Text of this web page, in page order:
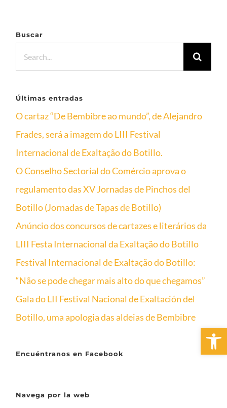
Buscar
for:
Últimas entradas
O cartaz “De Bembibre ao mundo”, de Alejandro
Frades, será a imagem do LIII Festival
Internacional de Exaltação do Botillo.
O Conselho Sectorial do Comércio aprova o
regulamento das XV Jornadas de Pinchos del
Botillo (Jornadas de Tapas de Botillo)
Anúncio dos concursos de cartazes e literários da
LIII Festa Internacional da Exaltação do Botillo
Festival Internacional de Exaltação do Botillo:
“Não se pode chegar mais alto do que chegamos”
Gala do LII Festival Nacional de Exaltación del
Botillo, uma apologia das aldeias de Bembibre
Encuéntranos en Facebook
Navega por la web